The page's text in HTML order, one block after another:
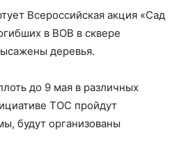
Всероссийская акция «Сад
в ВОВ в сквере
деревья.
до 9 мая в различных
ТОС пройдут
будут организованы